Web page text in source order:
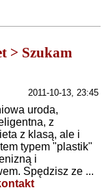
> Szukam
2011-10-13, 23:45
uroda,
z
z klasą, ale i
typem "plastik"
i
Spędzisz ze ...